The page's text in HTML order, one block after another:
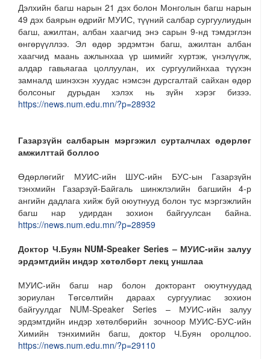
Дэлхийн багш нарын 21 дэх болон Монголын багш нарын
49 дэх баярын өдрийг МУИС, түүний салбар сургуулиудын
багш, ажилтан, албан хаагчид энэ сарын 9-нд тэмдэглэн
өнгөрүүллээ. Эл өдөр эрдэмтэн багш, ажилтан албан
хаагчид маань ажлынхаа үр шимийг хүртэж, үнэлүүлж,
алдар гавьяагаа цоллуулан, их сургуулийнхаа түүхэн
замналд шинэхэн хуудас нэмсэн дурсгалтай сайхан өдөр
болсоныг дурьдан хэлэх нь зүйн хэрэг бизээ.
https://news.num.edu.mn/?p=28932
Газарзүйн салбарын мэргэжил сурталчлах өдөрлөг
амжилттай боллоо
Өдөрлөгийг МУИС-ийн ШУС-ийн БУС-ын Газарзүйн
тэнхмийн Газарзүй-Байгаль шинжлэлийн багшийн 4-р
ангийн дадлага хийж буй оюутнууд болон тус мэргэжлийн
багш нар удирдан зохион байгуулсан байна.
https://news.num.edu.mn/?p=28959
Доктор Ч.Буян NUM-Speaker Series – МУИС-ийн залуу
эрдэмтдийн индэр хөтөлбөрт лекц уншлаа
МУИС-ийн багш нар болон докторант оюутнуудад
зориулан Төгсөлтийн дараах сургуулиас зохион
байгуулдаг NUM-Speaker Series – МУИС-ийн залуу
эрдэмтдийн индэр хөтөлбөрийн зочноор МУИС-БУС-ийн
Химийн тэнхимийн багш, доктор Ч.Буян оролцлоо.
https://news.num.edu.mn/?p=29110